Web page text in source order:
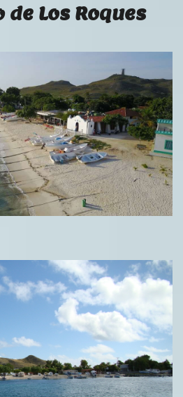
Los Roques